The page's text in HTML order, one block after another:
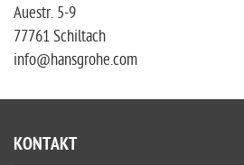
Auestr. 5-9
77761 Schiltach
info@hansgrohe.com
KONTAKT